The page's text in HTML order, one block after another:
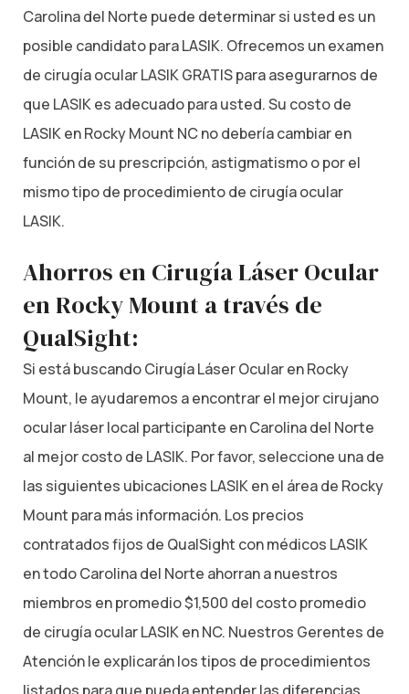
Carolina del Norte puede determinar si usted es un
posible candidato para LASIK. Ofrecemos un examen
de cirugía ocular LASIK GRATIS para asegurarnos de
que LASIK es adecuado para usted. Su costo de
LASIK en Rocky Mount NC no debería cambiar en
función de su prescripción, astigmatismo o por el
mismo tipo de procedimiento de cirugía ocular
LASIK.
Ahorros en Cirugía Láser Ocular
en Rocky Mount a través de
QualSight:
Si está buscando Cirugía Láser Ocular en Rocky
Mount, le ayudaremos a encontrar el mejor cirujano
ocular láser local participante en Carolina del Norte
al mejor costo de LASIK. Por favor, seleccione una de
las siguientes ubicaciones LASIK en el área de Rocky
Mount para más información. Los precios
contratados fijos de QualSight con médicos LASIK
en todo Carolina del Norte ahorran a nuestros
miembros en promedio $1,500 del costo promedio
de cirugía ocular LASIK en NC. Nuestros Gerentes de
Atención le explicarán los tipos de procedimientos